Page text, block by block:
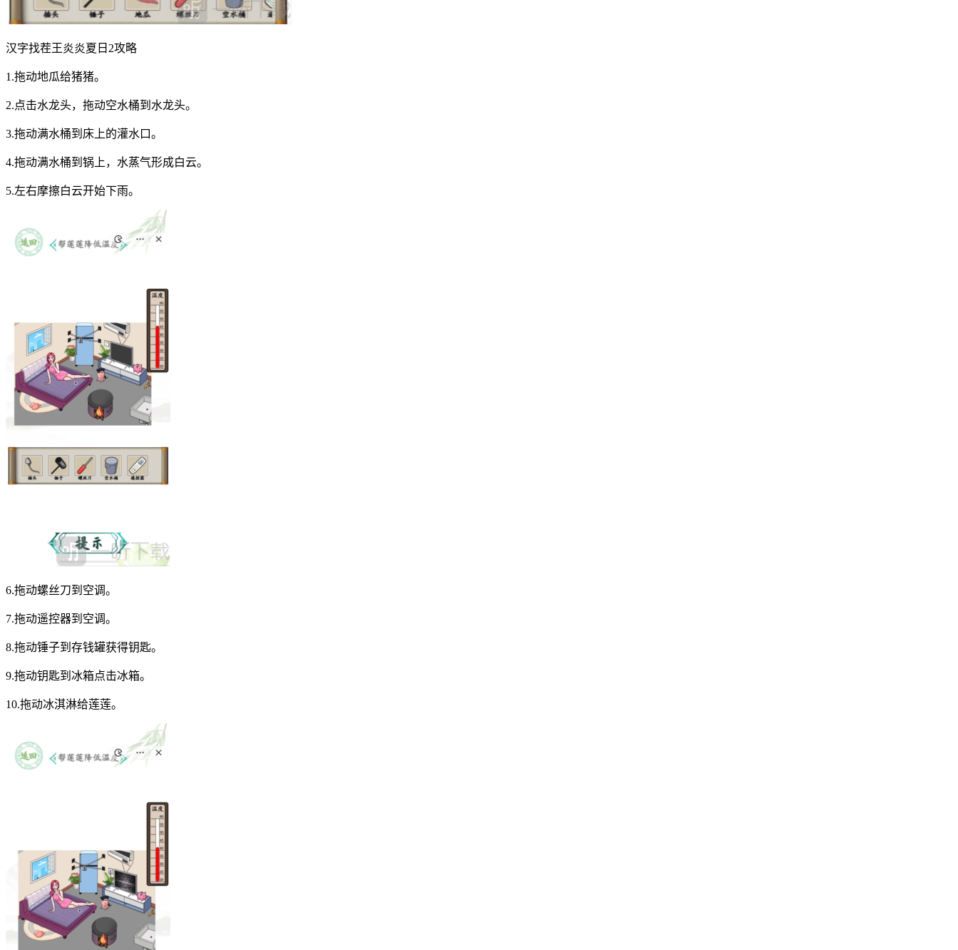
汉字找茬王炎炎夏日2攻略
1.拖动地瓜给猪猪。
2.点击水龙头，拖动空水桶到水龙头。
3.拖动满水桶到床上的灌水口。
4.拖动满水桶到锅上，水蒸气形成白云。
5.左右摩擦白云开始下雨。
6.拖动螺丝刀到空调。
7.拖动遥控器到空调。
8.拖动锤子到存钱罐获得钥匙。
9.拖动钥匙到冰箱点击冰箱。
10.拖动冰淇淋给莲莲。